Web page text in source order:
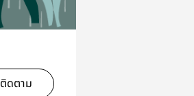
ติดตาม